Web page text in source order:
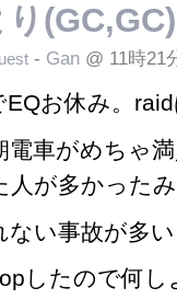
(GC,GC)
- Gan @ 11時21
EQお休み。
電車がめちゃ
人が多かった
ない事故が多
したので何